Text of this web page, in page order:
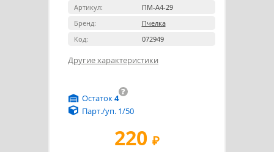
Артикул:
ПМ-А4-29
Бренд:
Пчелка
Код:
072949
Другие характеристики
220 ₽
?
Остаток4
Парт./уп. 1/50